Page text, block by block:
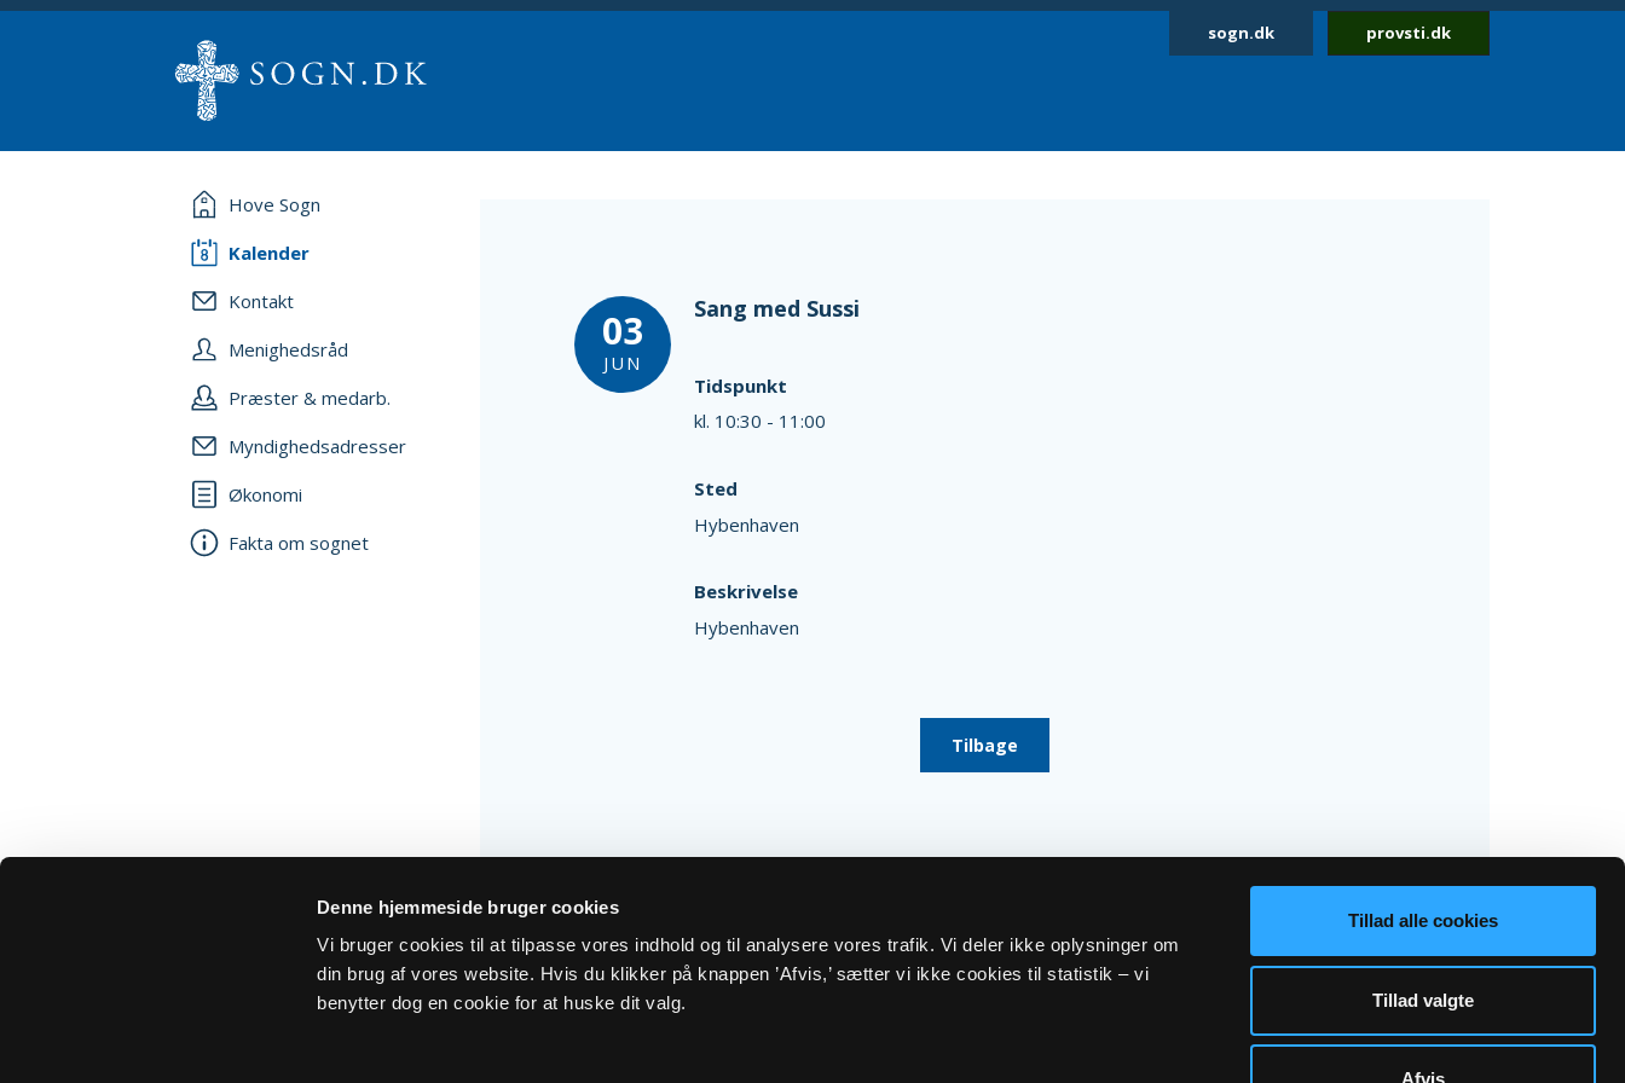
Denne hjemmeside bruger cookies
Vi bruger cookies til at tilpasse vores indhold og til analysere vores trafik. Vi deler ikke oplysninger om
din brug af vores website. Hvis du klikker på knappen ’Afvis,’ sætter vi ikke cookies til statistik – vi
benytter dog en cookie for at huske dit valg.
Tillad alle cookies
Tillad valgte
Afvis
sogn.dk provsti.dk
Hove Sogn
Kalender
Kontakt
Menighedsråd
Præster & medarb.
Myndighedsadresser
Økonomi
Fakta om sognet
03
JUN
Sang med Sussi
Tidspunkt
kl. 10:30 - 11:00
Sted
Hybenhaven
Beskrivelse
Hybenhaven
Tilbage